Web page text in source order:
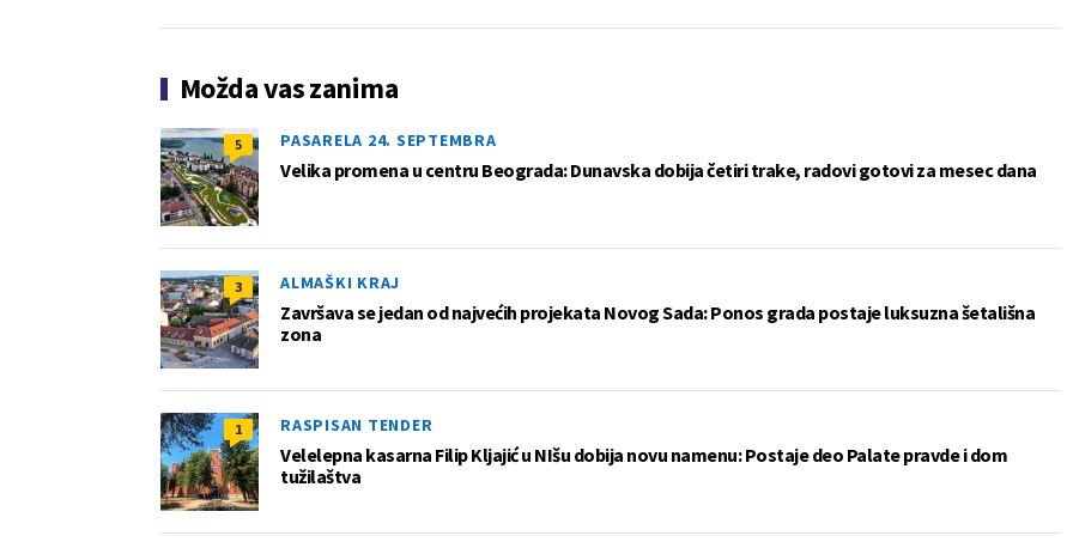
Možda vas zanima
5 PASARELA 24. SEPTEMBRA
Velika promena u centru Beograda: Dunavska dobija četiri trake, radovi gotovi za mesec dana
3 ALMAŠKI KRAJ
Završava se jedan od najvećih projekata Novog Sada: Ponos grada postaje luksuzna šetališna
zona
1 RASPISAN TENDER
Velelepna kasarna Filip Kljajić u NIšu dobija novu namenu: Postaje deo Palate pravde i dom
tužilaštva